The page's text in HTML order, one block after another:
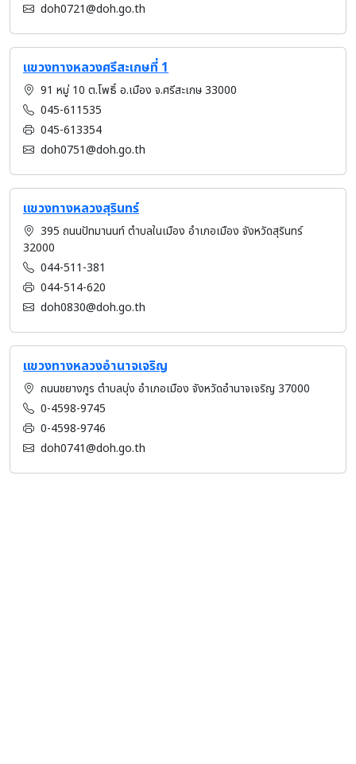
doh0721@doh.go.th
แขวงทางหลวงศรีสะเกษที่ 1
91 หมู่ 10 ต.โพธิ์ อ.เมือง จ.ศรีสะเกษ 33000
045-611535
045-613354
doh0751@doh.go.th
แขวงทางหลวงสุรินทร์
395 ถนนปัทมานนท์ ตำบลในเมือง อำเภอเมือง จังหวัดสุรินทร์
32000
044-511-381
044-514-620
doh0830@doh.go.th
แขวงทางหลวงอำนาจเจริญ
ถนนชยางกูร ตำบลบุ่ง อำเภอเมือง จังหวัดอำนาจเจริญ 37000
0-4598-9745
0-4598-9746
doh0741@doh.go.th